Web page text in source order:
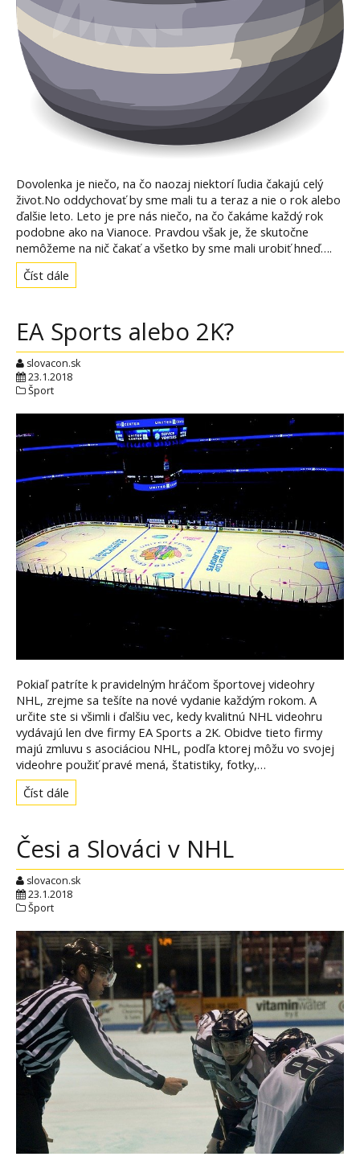
Dovolenka je niečo, na čo naozaj niektorí ľudia čakajú celý
život.No oddychovať by sme mali tu a teraz a nie o rok alebo
ďalšie leto. Leto je pre nás niečo, na čo čakáme každý rok
podobne ako na Vianoce. Pravdou však je, že skutočne
nemôžeme na nič čakať a všetko by sme mali urobiť hneď….
Číst dále
EA Sports alebo 2K?
slovacon.sk
23.1.2018
Šport
Pokiaľ patríte k pravidelným hráčom športovej videohry
NHL, zrejme sa tešíte na nové vydanie každým rokom. A
určite ste si všimli i ďalšiu vec, kedy kvalitnú NHL videohru
vydávajú len dve firmy EA Sports a 2K. Obidve tieto firmy
majú zmluvu s asociáciou NHL, podľa ktorej môžu vo svojej
videohre použiť pravé mená, štatistiky, fotky,…
Číst dále
Česi a Slováci v NHL
slovacon.sk
23.1.2018
Šport